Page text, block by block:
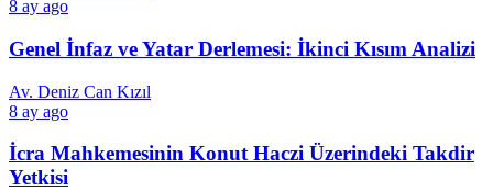
8 ay ago
Genel İnfaz ve Yatar Derlemesi: İkinci Kısım Analizi
Av. Deniz Can Kızıl
8 ay ago
İcra Mahkemesinin Konut Haczi Üzerindeki Takdir
Yetkisi